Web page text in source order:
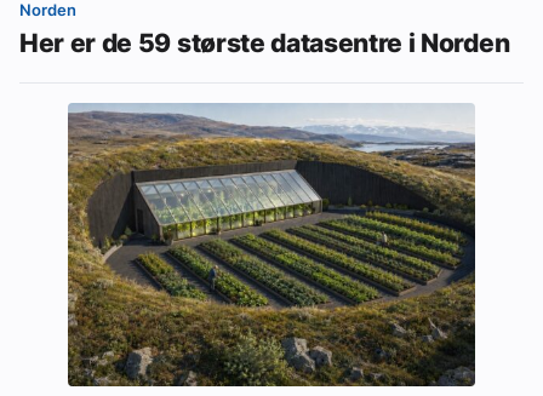
Norden
Her er de 59 største datasentre i Norden